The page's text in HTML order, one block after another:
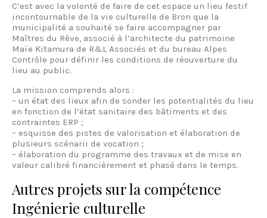
C’est avec la volonté de faire de cet espace un lieu festif
incontournable de la vie culturelle de Bron que la
municipalité a souhaité se faire accompagner par
Maîtres du Rêve, associé à l’architecte du patrimoine
Maïe Kitamura de R&L Associés et du bureau Alpes
Contrôle pour définir les conditions de réouverture du
lieu au public.
La mission comprends alors :
– un état des lieux afin de sonder les potentialités du lieu
en fonction de l’état sanitaire des bâtiments et des
contraintes ERP ;
– esquisse des pistes de valorisation et élaboration de
plusieurs scénarii de vocation ;
– élaboration du programme des travaux et de mise en
valeur calibré financièrement et phasé dans le temps.
Autres projets sur la compétence
Ingénierie culturelle